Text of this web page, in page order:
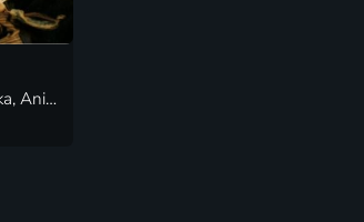
2002 | Česká republika | Pohádka, Animovaný, Loutkový